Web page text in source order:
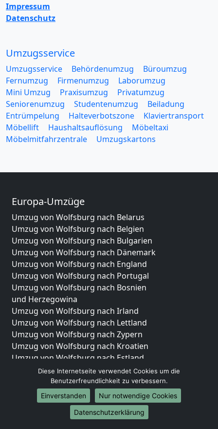
Impressum
Datenschutz
Umzugsservice
Umzugsservice Behördenumzug
Büroumzug
Fernumzug
Firmenumzug
Laborumzug
Mini Umzug
Praxisumzug
Privatumzug
Seniorenumzug
Studentenumzug
Beiladung
Entrümpelung
Halteverbotszone
Klaviertransport
Möbellift
Haushaltsauflösung
Möbeltaxi
Möbelmitfahrzentrale
Umzugskartons
Europa-Umzüge
Umzug von Wolfsburg nach Belarus
Umzug von Wolfsburg nach Belgien
Umzug von Wolfsburg nach Bulgarien
Umzug von Wolfsburg nach Dänemark
Umzug von Wolfsburg nach England
Umzug von Wolfsburg nach Portugal
Umzug von Wolfsburg nach Bosnien
und Herzegowina
Umzug von Wolfsburg nach Irland
Umzug von Wolfsburg nach Lettland
Umzug von Wolfsburg nach Zypern
Umzug von Wolfsburg nach Kroatien
Umzug von Wolfsburg nach Estland
Umzug von Wolfsburg nach Finnland
Umzug von Wolfsburg nach Frankreich
Umzug von Wolfsburg nach Griechenland
Umzug von Wolfsburg nach Italien
Umzug von Wolfsburg nach Liechtenstein
Diese Internetseite verwendet Cookies um die
Benutzerfreundlichkeit zu verbessern.
Einverstanden
Nur notwendige Cookies
Datenschutzerklärung